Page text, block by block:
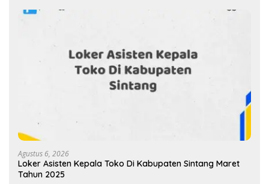
Agustus 6, 2026
Loker Asisten Kepala Toko Di Kabupaten Sintang Maret
Tahun 2025